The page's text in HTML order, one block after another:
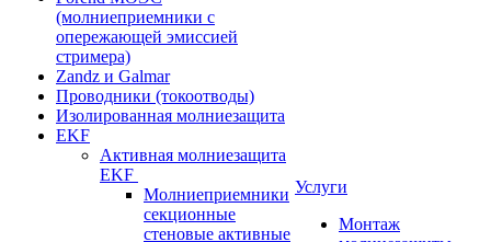
(молниеприемники с
опережающей эмиссией
стримера)
Zandz и Galmar
Проводники (токоотводы)
Изолированная молниезащита
EKF
Активная молниезащита
EKF
Молниеприемники
секционные
стеновые активные
Услуги
Монтаж